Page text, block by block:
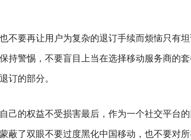
不要再让用户为复杂的退订手续而烦恼只有
持警惕，不要盲目上当在选择移动服务商的
订的部分。
己的权益不受损害最后，作为一个社交平台
蔽了双眼不要过度黑化中国移动，也不要对